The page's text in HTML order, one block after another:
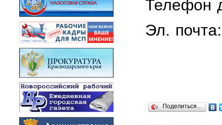
Телефон
Эл.
Поделиться…